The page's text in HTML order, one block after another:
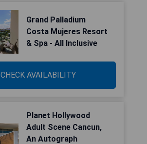
Grand Palladium
Costa Mujeres Resort
& Spa - All Inclusive
CHECK AVAILABILITY
Planet Hollywood
Adult Scene Cancun,
An Autograph